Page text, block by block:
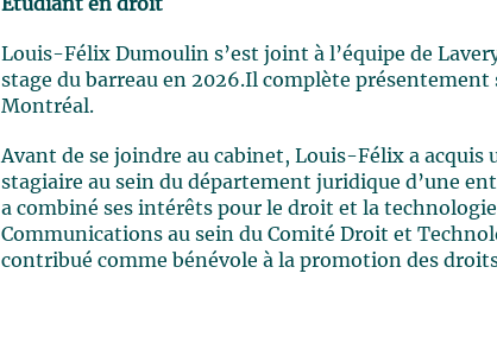
Étudiant en droit
Louis-Félix Dumoulin s’est joint à l’équipe de
stage du barreau en 2026.Il complète présentement
Montréal.
Avant de se joindre au cabinet, Louis-Félix a
stagiaire au sein du département juridique d’une
a combiné ses intérêts pour le droit et la
Communications au sein du Comité Droit et
contribué comme bénévole à la promotion des